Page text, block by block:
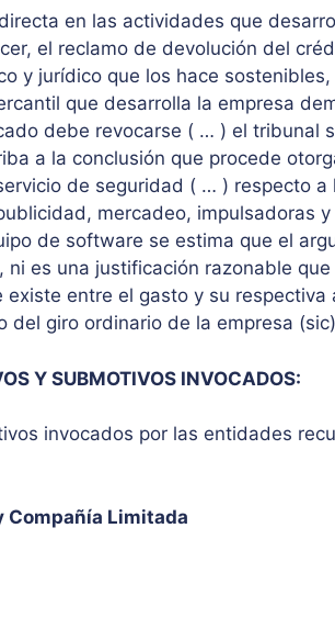
en las actividades que
el reclamo de devolución del
y jurídico que los hace
que desarrolla la empresa
debe revocarse ( … ) el tribunal
a la conclusión que procede
de seguridad ( … ) respecto a
mercadeo, impulsadoras
de software se estima que el
es una justificación razonable
existe entre el gasto y su
del giro ordinario de la empresa
Y SUBMOTIVOS INVOCADOS:
invocados por las entidades
Compañía Limitada